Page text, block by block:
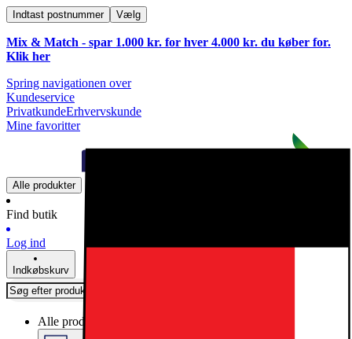
Indtast postnummer Vælg
Mix & Match - spar 1.000 kr. for hver 4.000 kr. du køber for.
Klik her
Spring navigationen over
Kundeservice
PrivatkundeErhvervskunde
Mine favoritter
Alle produkter
Find butik
Log ind
Indkøbskurv
Alle produkter